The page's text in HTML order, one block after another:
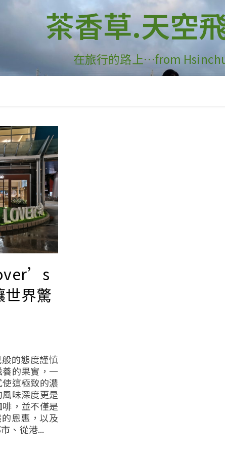
茶香草.天空
在旅行的路上…from
界驚
的態度謹慎
的果實，一
這極致的濃
味深度更是
，並不僅是
恩惠，以及
、從港...